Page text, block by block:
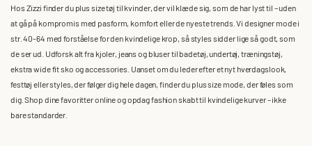
Hos Zizzi finder du plus size tøj til kvinder, der vil klæde sig, som de har lyst til – uden
at gå på kompromis med pasform, komfort eller de nyeste trends. Vi designer mode i
str. 40-64 med forståelse for den kvindelige krop, så styles sidder lige så godt, som
de ser ud. Udforsk alt fra kjoler, jeans og bluser til badetøj, undertøj, træningstøj,
ekstra wide fit sko og accessories. Uanset om du leder efter et nyt hverdagslook,
festtøj eller styles, der følger dig hele dagen, finder du plus size mode, der føles som
dig. Shop dine favoritter online og opdag fashion skabt til kvindelige kurver – ikke
bare standarder.